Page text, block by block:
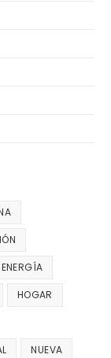
ENERGÍA
HOGAR
NUEVA